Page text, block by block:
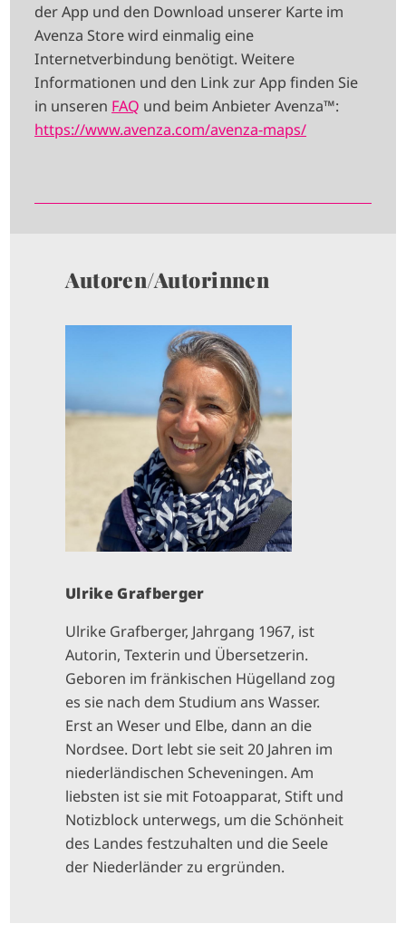
der App und den Download unserer Karte im
Avenza Store wird einmalig eine
Internetverbindung benötigt. Weitere
Informationen und den Link zur App finden Sie
in unseren FAQ und beim Anbieter Avenza™:
https://www.avenza.com/avenza-maps/
Autoren/Autorinnen
G
E
Ulrike Grafberger
Ulrike Grafberger, Jahrgang 1967, ist
Autorin, Texterin und Übersetzerin.
Geboren im fränkischen Hügelland zog
es sie nach dem Studium ans Wasser.
Erst an Weser und Elbe, dann an die
Nordsee. Dort lebt sie seit 20 Jahren im
niederländischen Scheveningen. Am
liebsten ist sie mit Fotoapparat, Stift und
Notizblock unterwegs, um die Schönheit
des Landes festzuhalten und die Seele
der Niederländer zu ergründen.